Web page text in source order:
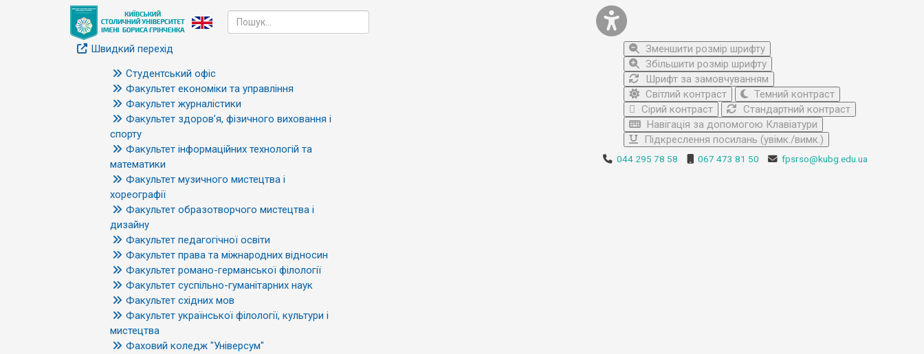
Швидкий перехід
Студентський офіс
Факультет економіки та управління
Факультет журналістики
Факультет здоров’я, фізичного виховання і
спорту
Факультет інформаційних технологій та
математики
Факультет музичного мистецтва і
хореографії
Факультет образотворчого мистецтва і
дизайну
Факультет педагогічної освіти
Факультет права та міжнародних відносин
Факультет романо-германської філології
Факультет суспільно-гуманітарних наук
Факультет східних мов
Факультет української філології, культури і
мистецтва
Фаховий коледж "Універсум"
Зменшити розмір шрифту
Збільшити розмір шрифту
Шрифт за замовчуванням
Світлий контраст
Темний контраст
Сірий контраст
Стандартний контраст
Навігація за допомогою Клавіатури
Підкреслення посилань (увімк./вимк.)
044 295 78 58 067 473 81 50 fpsrso@kubg.edu.ua